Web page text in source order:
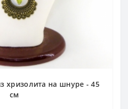
хризолита на шнуре - 45
см